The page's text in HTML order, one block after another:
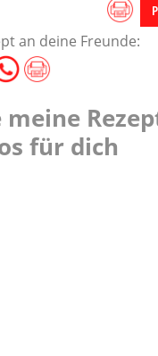
an deine Freunde:
meine
für dich